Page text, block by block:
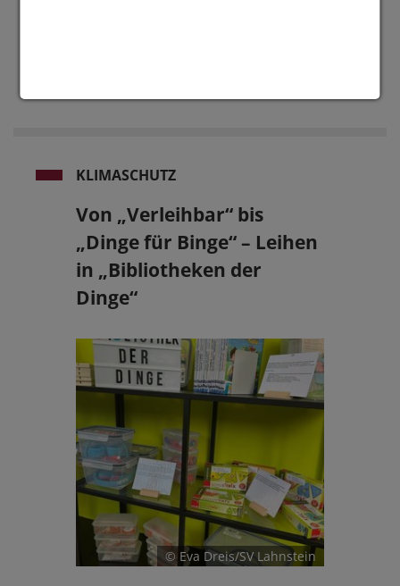
KLIMASCHUTZ
Von „Verleihbar“ bis
„Dinge für Binge“ – Leihen
in „Bibliotheken der
Dinge“
© Eva Dreis/SV Lahnstein